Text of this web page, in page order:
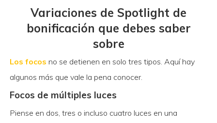
Variaciones de Spotlight de
bonificación que debes saber
sobre
Los focos no se detienen en solo tres tipos. Aquí hay
algunos más que vale la pena conocer.
Focos de múltiples luces
Piense en dos, tres o incluso cuatro luces en una